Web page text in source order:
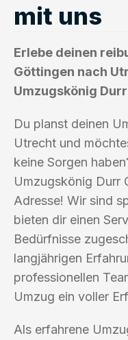
mit uns
Erlebe deinen
Göttingen nach
Umzugskönig
Du planst deinen
Utrecht und
keine Sorgen
Umzugskönig Durr
Adresse! Wir sind
bieten dir einen
Bedürfnisse
langjährigen
professionellen
Umzug ein voller
Als erfahrene